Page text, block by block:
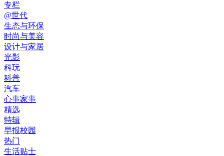
专栏
@世代
生态与环保
时尚与美容
设计与家居
光影
科玩
科普
汽车
心事家事
精选
特辑
早报校园
热门
生活贴士